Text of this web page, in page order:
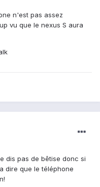
n'est pas assez
vu que le nexus S aura
dis pas de bêtise donc si
dire que le téléphone